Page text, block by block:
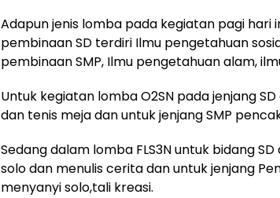
Adapun jenis lomba pada kegiatan pagi hari
pembinaan SD terdiri Ilmu pengetahuan
pembinaan SMP, Ilmu pengetahuan alam,
Untuk kegiatan lomba O2SN pada jenjang
dan tenis meja dan untuk jenjang SMP
Sedang dalam lomba FLS3N untuk bidang
solo dan menulis cerita dan untuk jenjang
menyanyi solo,tali kreasi.